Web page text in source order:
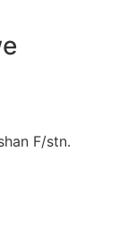
F/stn.